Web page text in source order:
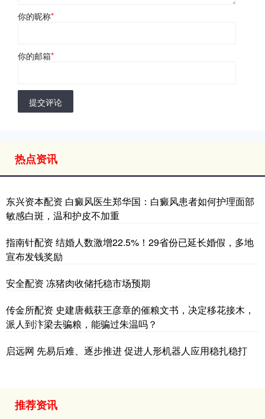
你的昵称*
你的邮箱*
提交评论
热点资讯
东兴资本配资 白癜风医生郑华国：白癜风患者如何护理面部
敏感白斑，温和护皮不加重
指南针配资 结婚人数激增22.5%！29省份已延长婚假，多地
宣布发钱奖励
安全配资 冻猪肉收储托稳市场预期
传金所配资 史建唐截获王彦章的催粮文书，决定移花接木，
派人到汴梁去骗粮，能骗过朱温吗？
启远网 先易后难、逐步推进 促进人形机器人应用稳扎稳打
推荐资讯